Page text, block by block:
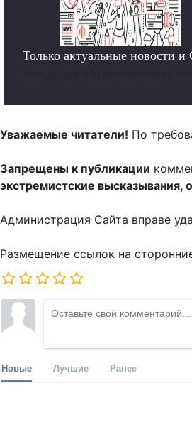
Только актуальные новости
Уважаемые читатели! По
Запрещены к публикации
экстремистские высказывания,
Администрация Сайта вправе
Размещение ссылок на
Новые Лучшие Ранее